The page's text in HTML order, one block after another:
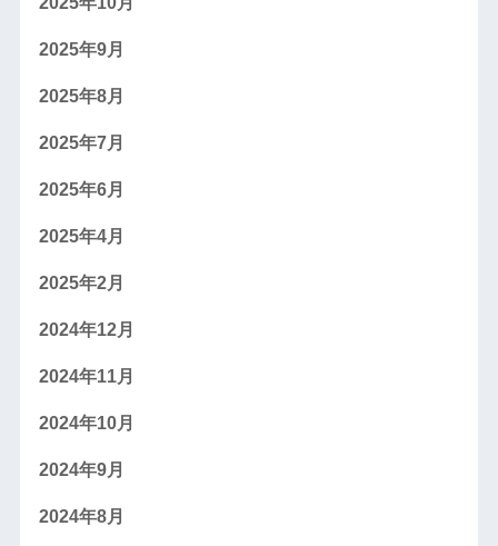
2025年9月
2025年8月
2025年7月
2025年6月
2025年4月
2025年2月
2024年12月
2024年11月
2024年10月
2024年9月
2024年8月